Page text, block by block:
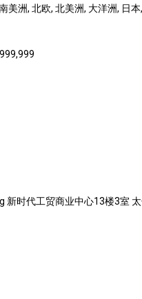
美洲, 北欧, 北美洲, 大洋洲, 日本
新时代工贸商业中心13楼3室